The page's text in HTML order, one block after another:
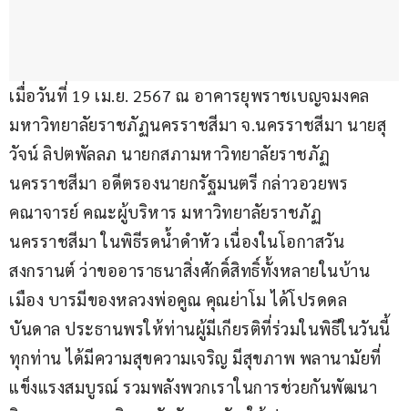
เมื่อวันที่ 19 เม.ย. 2567 ณ อาคารยุพราชเบญจมงคล
มหาวิทยาลัยราชภัฏนครราชสีมา จ.นครราชสีมา นายสุ
วัจน์ ลิปตพัลลภ นายกสภามหาวิทยาลัยราชภัฏ
นครราชสีมา อดีตรองนายกรัฐมนตรี กล่าวอวยพร
คณาจารย์ คณะผู้บริหาร มหาวิทยาลัยราชภัฏ
นครราชสีมา ในพิธีรดน้ำดำหัว เนื่องในโอกาสวัน
สงกรานต์ ว่าขออาราธนาสิ่งศักดิ์สิทธิ์ทั้งหลายในบ้าน
เมือง บารมีของหลวงพ่อคูณ คุณย่าโม ได้โปรดดล
บันดาล ประธานพรให้ท่านผู้มีเกียรติที่ร่วมในพิธีในวันนี้
ทุกท่าน ได้มีความสุขความเจริญ มีสุขภาพ พลานามัยที่
แข็งแรงสมบูรณ์ รวมพลังพวกเราในการช่วยกันพัฒนา